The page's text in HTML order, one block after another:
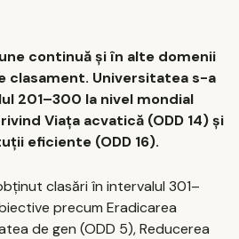
continuă și în alte domenii
clasament. Universitatea s-a
201–300 la nivel mondial
Viața acvatică (ODD 14) și
eficiente (ODD 16).
clasări în intervalul 301–
precum Eradicarea
de gen (ODD 5), Reducerea